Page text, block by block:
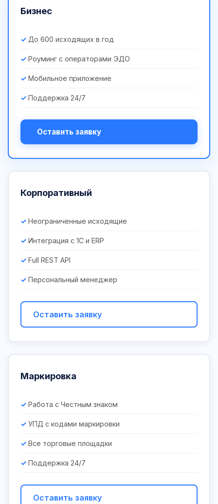
Бизнес
До 600 исходящих в год
Роуминг с операторами ЭДО
Мобильное приложение
Поддержка 24/7
Оставить заявку
Корпоративный
Неограниченные исходящие
Интеграция с 1С и ERP
Full REST API
Персональный менеджер
Оставить заявку
Маркировка
Работа с Честным знаком
УПД с кодами маркировки
Все торговые площадки
Поддержка 24/7
Оставить заявку